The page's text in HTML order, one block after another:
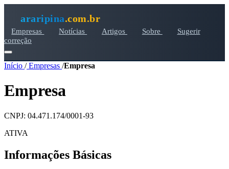
araripina.com.br
Empresas Notícias Artigos Sobre
Sugerir
correção
Início /Empresas /Empresa
Empresa
CNPJ: 04.471.174/0001-93
ATIVA
Informações Básicas